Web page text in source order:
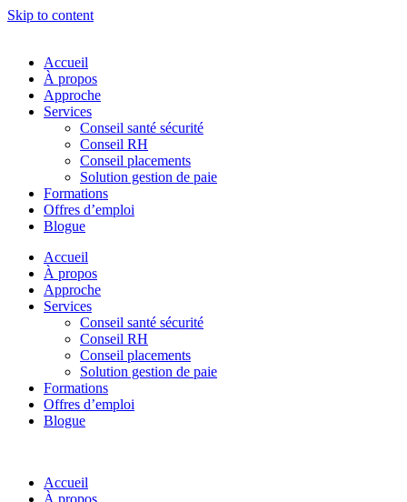
Skip to content
Accueil
À propos
Approche
Services
Conseil santé sécurité
Conseil RH
Conseil placements
Solution gestion de paie
Formations
Offres d’emploi
Blogue
Accueil
À propos
Approche
Services
Conseil santé sécurité
Conseil RH
Conseil placements
Solution gestion de paie
Formations
Offres d’emploi
Blogue
Accueil
À propos